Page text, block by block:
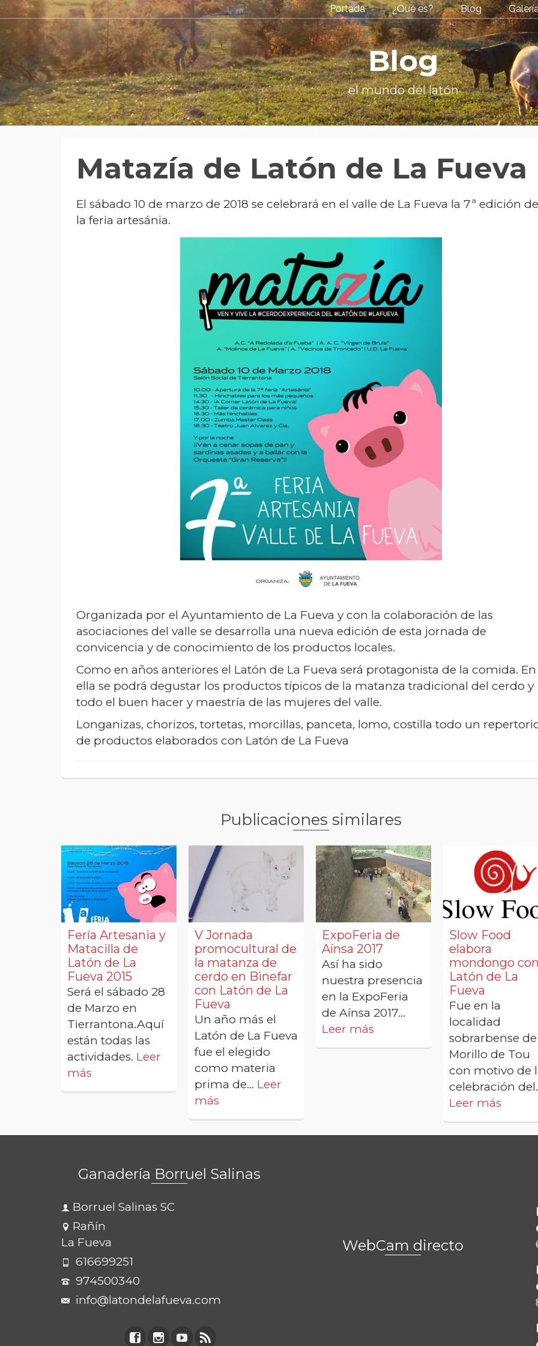
Portada ¿Qué es? Blog
Blog
el mundo del latón
Matazía de Latón de La Fueva
El sábado 10 de marzo de 2018 se celebrará en el valle de La Fueva la 7ª edición de
la feria artesánia.
Organizada por el Ayuntamiento de La Fueva y con la colaboración de las
asociaciones del valle se desarrolla una nueva edición de esta jornada de
convicencia y de conocimiento de los productos locales.
Como en años anteriores el Latón de La Fueva será protagonista de la comida. En
ella se podrá degustar los productos típicos de la matanza tradicional del cerdo y
todo el buen hacer y maestría de las mujeres del valle.
Longanizas, chorizos, tortetas, morcillas, panceta, lomo, costilla todo un
de productos elaborados con Latón de La Fueva
Publicaciones similares
Fería Artesania y
Matacilla de
Latón de La
Fueva 2015
Será el sábado 28
de Marzo en
Tierrantona.Aquí
están todas las
actividades. Leer
más
V Jornada
promocultural de
la matanza de
cerdo en Binefar
con Latón de La
Fueva
Un año más el
Latón de La Fueva
fue el elegido
como materia
prima de... Leer
más
ExpoFeria de
Aínsa 2017
Así ha sido
nuestra presencia
en la ExpoFeria
de Aínsa 2017…
Leer más
Slow Food
elabora
mondongo
Latón de La
Fueva
Fue en la
localidad
sobrarbense de
Morillo de Tou
con motivo de
celebración
Leer más
Ganadería Borruel Salinas
Borruel Salinas SC
Rañín
La Fueva
616699251
974500340
info@latondelafueva.com
WebCam directo